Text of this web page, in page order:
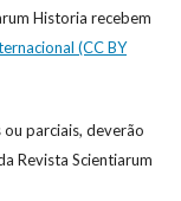
Historia recebem
(CC BY
parciais, deverão
Revista Scientiarum